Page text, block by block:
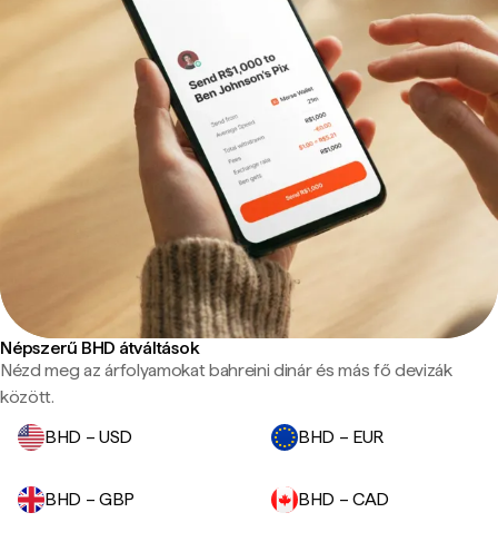
Népszerű BHD átváltások
Nézd meg az árfolyamokat bahreini dinár és más fő devizák
között.
BHD – USD
BHD – EUR
BHD – GBP BHD – CAD